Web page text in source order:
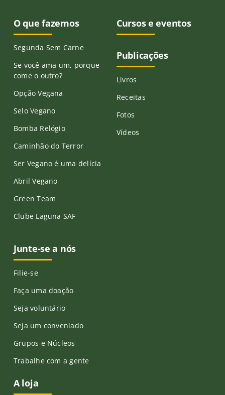
O que fazemos
Segunda Sem Carne
Se você ama um, porque
come o outro?
Opção Vegana
Selo Vegano
Bomba Relógio
Caminhão do Terror
Ser Vegano é uma delícia
Abril Vegano
Green Team
Clube Laguna SAF
Cursos e eventos
Publicações
Livros
Receitas
Fotos
Vídeos
Junte-se a nós
Filie-se
Faça uma doação
Seja voluntário
Seja um conveniado
Grupos e Núcleos
Trabalhe com a gente
A loja